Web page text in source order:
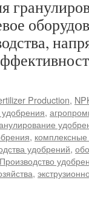
Production,
,
,
удобрений,
Производство
,